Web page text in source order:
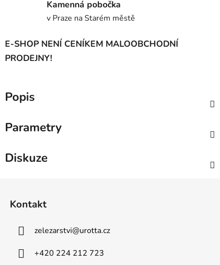
Kamenná pobočka
v Praze na Starém městě
E-SHOP NENÍ CENÍKEM MALOOBCHODNÍ
PRODEJNY!
Popis
Parametry
Diskuze
Kontakt
zelezarstvi@urotta.cz
+420 224 212 723